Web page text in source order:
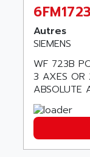
MDLL
SLC500
S4-S4C-
RPX10
APS
APT
APTOR
APV
APW
AQUA
Autres
SIEMENS
WF 723B
3 AXES OR
ABSOLUTE